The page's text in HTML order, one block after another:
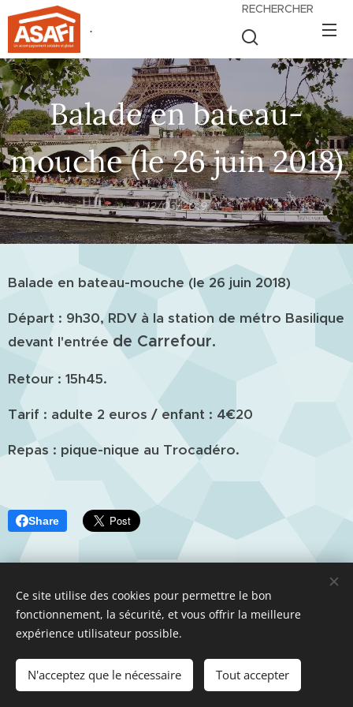
.
RECHERCHER
Balade en bateau-
mouche (le 26 juin 2018)
12/03/2019
Balade en bateau-mouche (le 26 juin 2018)
Départ : 9h30, RDV à la station de métro Basilique
devant l'entréede Carrefour.
Retour : 15h45.
Tarif : adulte 2 euros / enfant : 4€20
Repas : pique-nique au Trocadéro.
Share
© 2018 ASAFI : 12 Place du Caquet, 93200 Saint-Denis. Tous
Cookies
Ce site utilise des cookies pour permettre le bon
fonctionnement, la sécurité, et vous offrir la meilleure
expérience utilisateur possible.
N'acceptez que le nécessaire Tout accepter